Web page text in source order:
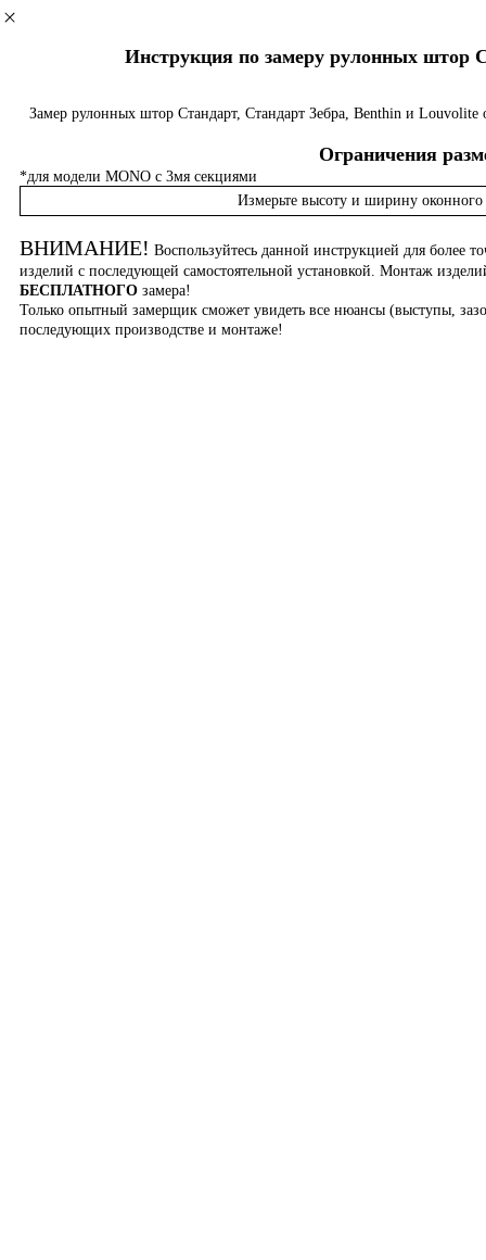
Инструкция по замеру рулонных штор
Замер рулонных штор Стандарт, Стандарт Зебра, Benthin и
Ограничения
*для модели MONO с 3мя секциями
Измерьте высоту и ширину оконного
ВНИМАНИЕ! Воспользуйтесь данной инструкцией для более
изделий с последующей самостоятельной установкой. Монтаж
БЕСПЛАТНОГО замера!
Только опытный замерщик сможет увидеть все нюансы (выступы,
последующих производстве и монтаже!